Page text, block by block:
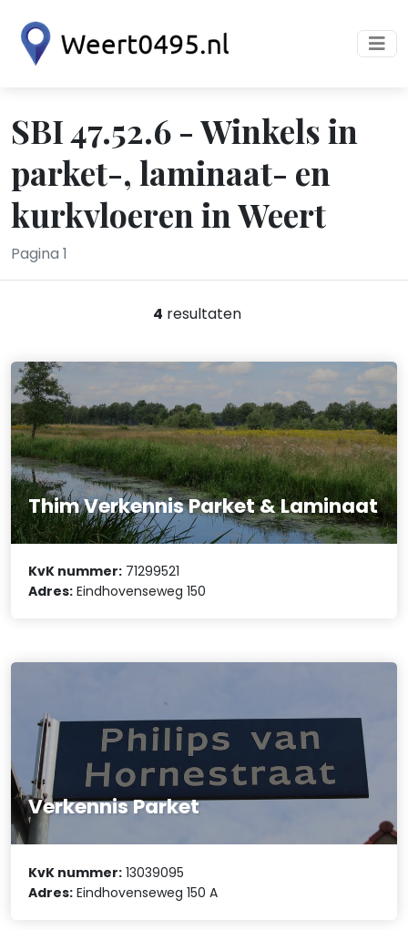
SBI 47.52.6 - Winkels in
parket-, laminaat- en
kurkvloeren in Weert
Pagina 1
4 resultaten
Thim Verkennis Parket & Laminaat
KvK nummer: 71299521
Adres: Eindhovenseweg 150
Verkennis Parket
KvK nummer: 13039095
Adres: Eindhovenseweg 150 A